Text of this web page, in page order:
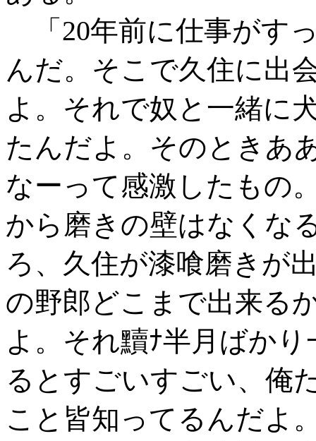
「20年前に仕事がす
んだ。そこで久住に出
よ。それで奴と一緒に
たんだよ。そのときあ
なーって感激したもの
から磨きの壁はなくな
ろ、久住が漆喰磨きが
の野郎どこまで出来る
よ。それ黷ﾅ半月ばか
るとすごいすごい、俺
こと皆知ってるんだよ